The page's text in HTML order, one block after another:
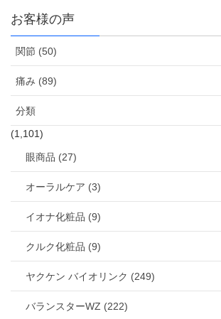
お客様の声
関節 (50)
痛み (89)
分類
(1,101)
眼商品 (27)
オーラルケア (3)
イオナ化粧品 (9)
クルク化粧品 (9)
ヤクケン バイオリンク (249)
バランスターWZ (222)